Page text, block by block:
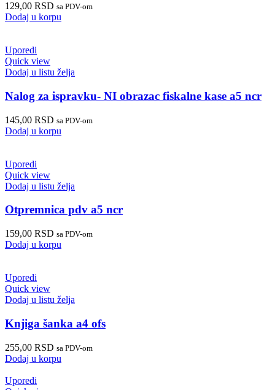
129,00 RSD sa PDV-om
Dodaj u korpu
Uporedi
Quick view
Dodaj u listu želja
Nalog za ispravku- NI obrazac fiskalne kase a5 ncr
145,00 RSD sa PDV-om
Dodaj u korpu
Uporedi
Quick view
Dodaj u listu želja
Otpremnica pdv a5 ncr
159,00 RSD sa PDV-om
Dodaj u korpu
Uporedi
Quick view
Dodaj u listu želja
Knjiga šanka a4 ofs
255,00 RSD sa PDV-om
Dodaj u korpu
Uporedi